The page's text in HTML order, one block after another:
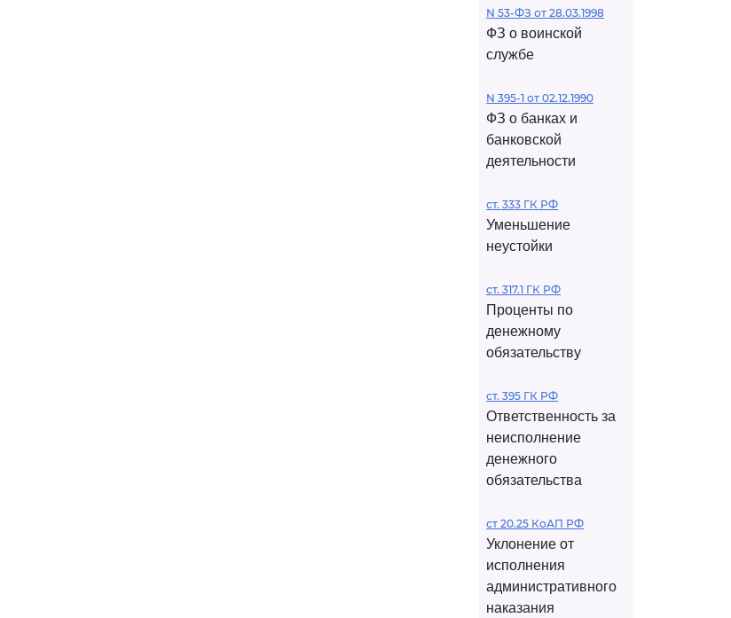
N 53-ФЗ от 28.03.1998
ФЗ о воинской
службе
N 395-1 от 02.12.1990
ФЗ о банках и
банковской
деятельности
ст. 333 ГК РФ
Уменьшение
неустойки
ст. 317.1 ГК РФ
Проценты по
денежному
обязательству
ст. 395 ГК РФ
Ответственность за
неисполнение
денежного
обязательства
ст 20.25 КоАП РФ
Уклонение от
исполнения
административного
наказания